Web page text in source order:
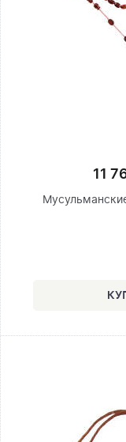
11